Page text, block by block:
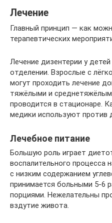
Лечение
Главный принцип — как
терапевтических
Лечение дизентерии у
отделении. Взрослые с
могут проходить лечение
тяжёлыми и
проводится в стационаре.
медики используют против
Лечебное питание
Большую роль играет
воспалительного процесса
с низким содержанием
принимается больными 5-6
порциями. Нежелательны
вздутие живота.